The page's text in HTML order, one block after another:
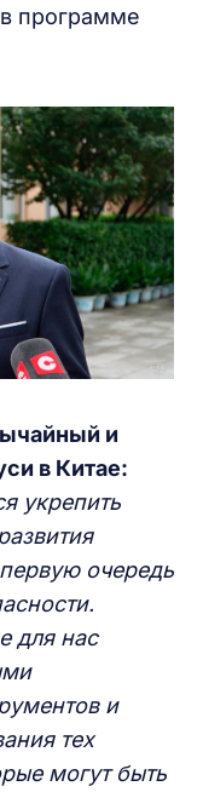
программе
и
в Китае:
укрепить
очередь
для нас
и
тех
могут быть